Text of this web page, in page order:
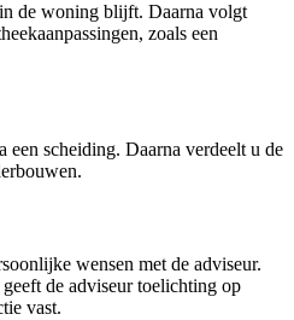
de woning blijft. Daarna volgt
zoals een
een scheiding. Daarna verdeelt u de
wensen met de adviseur.
de adviseur toelichting op
vast.